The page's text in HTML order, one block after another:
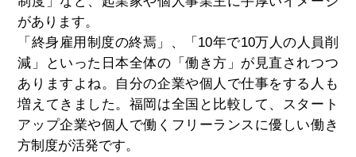
があります。
「終身雇用制度の終焉」、「10年で10万人の人員削
減」といった日本全体の「働き方」が見直されつつ
ありますよね。自分の企業や個人で仕事をする人も
増えてきました。福岡は全国と比較して、スタート
アップ企業や個人で働くフリーランスに優しい働き
方制度が活発です。